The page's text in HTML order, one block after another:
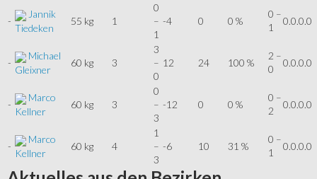
-
Jannik
Tiedeken
55 kg 1
0
–
1
-4 0 0 %
0 –
1
0.0.0.0
-
Michael
Gleixner
60 kg 3
3
–
0
12 24 100 %
2 –
0
0.0.0.0
-
Marco
Kellner
60 kg 3
0
–
3
-12 0 0 %
0 –
2
0.0.0.0
-
Marco
Kellner
60 kg 4
1
–
3
-6 10 31 %
0 –
1
0.0.0.0